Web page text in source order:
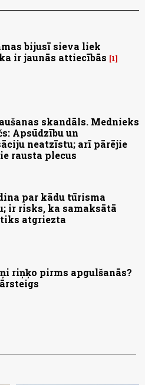
bijusī sieva liek
ir jaunās attiecībās
1
skandāls. Mednieks
Apsūdzību un
neatzīstu; arī pārējie
rausta plecus
par kādu tūrisma
ir risks, ka samaksātā
atgriezta
riņķo pirms apgulšanās?